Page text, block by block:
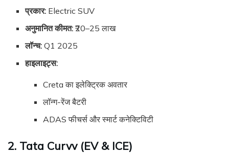
प्रकार: Electric SUV
अनुमानित कीमत: ₹20–25 लाख
लॉन्च: Q1 2025
हाइलाइट्स:
Creta का इलेक्ट्रिक अवतार
लॉन्ग-रेंज बैटरी
ADAS फीचर्स और स्मार्ट कनेक्टिविटी
2. Tata Curvv (EV & ICE)